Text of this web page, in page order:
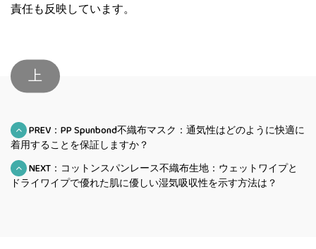
責任も反映しています。
上
PREV：PP Spunbond不織布マスク：通気性はどのように快適に
着用することを保証しますか？
NEXT：コットンスパンレース不織布生地：ウェットワイプと
ドライワイプで優れた肌に優しい湿気吸収性を示す方法は？